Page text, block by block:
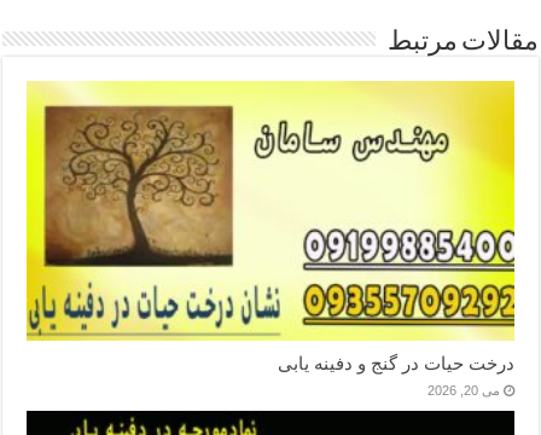
مقالات مرتبط
درخت حیات در گنج و دفینه یابی
می 20, 2026